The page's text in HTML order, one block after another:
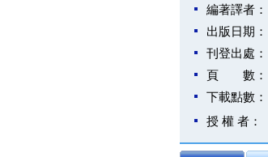
編著譯者：
出版日期：
刊登出處：
頁 數：
下載點數：
授 權 者：